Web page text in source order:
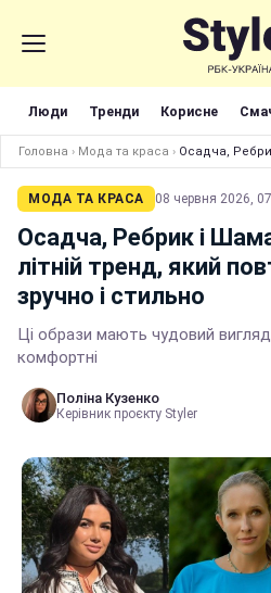
Люди Тренди Корисне
Головна › Мода та краса › Осадча,
МОДА ТА КРАСА 08 червня 2026,
Осадча, Ребрик і
літній тренд, який
зручно і стильно
Ці образи мають чудовий
комфортні
Поліна Кузенко
Керівник проєкту Styler